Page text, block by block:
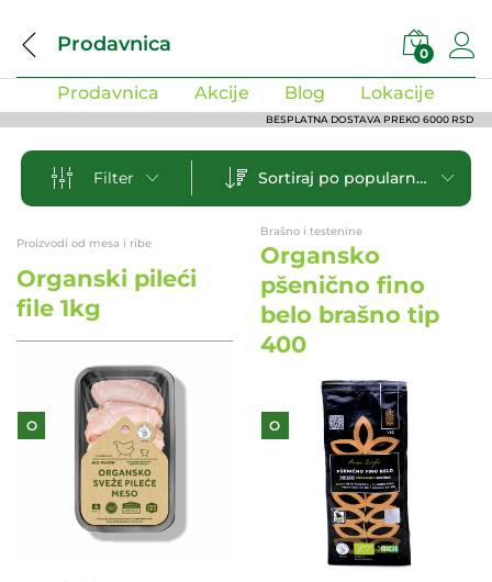
Prodavnica 0
Prodavnica Akcije Blog Lokacije
BESPLATNA DOSTAVA PREKO 6000 RSD
Filter Sortiraj po popularnosti
Proizvodi od mesa i ribe
Organski pileći
file 1kg
O
Brašno i testenine
Organsko
pšenično fino
belo brašno tip
400
O